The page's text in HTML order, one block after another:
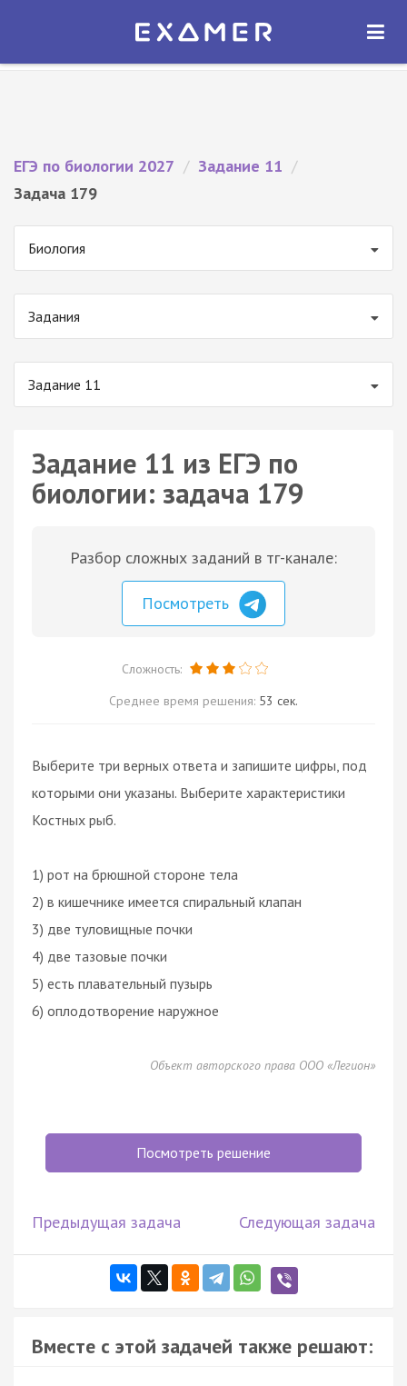
Экзамер — ЕГЭ 2027
ОТКРЫТЬ
ЕГЭ по биологии 2027 / Задание 11 /
Задача 179
Биология
Задания
Задание 11
Задание 11 из ЕГЭ по
биологии: задача 179
Разбор сложных заданий в тг-канале:
Посмотреть
Сложность:
Среднее время решения: 53 сек.
Выберите три верных ответа и запишите цифры, под
которыми они указаны. Выберите характеристики
Костных рыб.
1) рот на брюшной стороне тела
2) в кишечнике имеется спиральный клапан
3) две туловищные почки
4) две тазовые почки
5) есть плавательный пузырь
6) оплодотворение наружное
Объект авторского права ООО «Легион»
Посмотреть решение
Предыдущая задача Следующая задача
Вместе с этой задачей также решают: